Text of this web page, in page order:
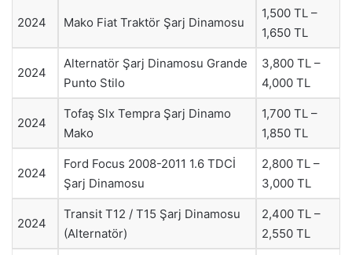
2024 Mako Fiat Traktör Şarj Dinamosu
1,500 TL –
1,650 TL
2024
Alternatör Şarj Dinamosu Grande
Punto Stilo
3,800 TL –
4,000 TL
2024
Tofaş Slx Tempra Şarj Dinamo
Mako
1,700 TL –
1,850 TL
2024
Ford Focus 2008-2011 1.6 TDCİ
Şarj Dinamosu
2,800 TL –
3,000 TL
2024
Transit T12 / T15 Şarj Dinamosu
(Alternatör)
2,400 TL –
2,550 TL